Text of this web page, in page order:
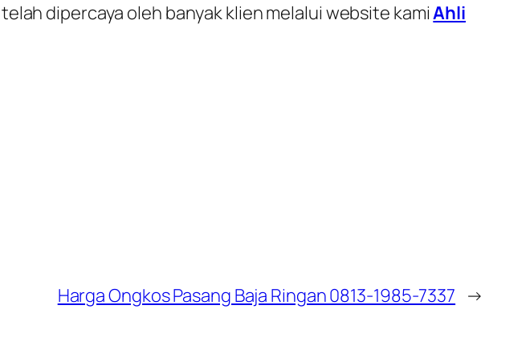
dipercaya oleh banyak klien melalui website kamiAhli
Harga Ongkos Pasang Baja Ringan 0813-1985-7337 →